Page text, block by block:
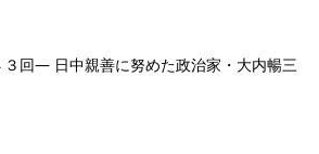
３回― 日中親善に努めた政治家・大内暢三